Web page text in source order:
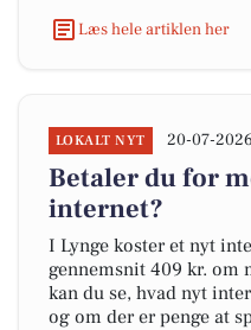
Læs hele artiklen her
LOKALT NYT 20-07-
Betaler du for
internet?
I Lynge koster et nyt
gennemsnit 409 kr. om
kan du se, hvad nyt
og om der er penge at